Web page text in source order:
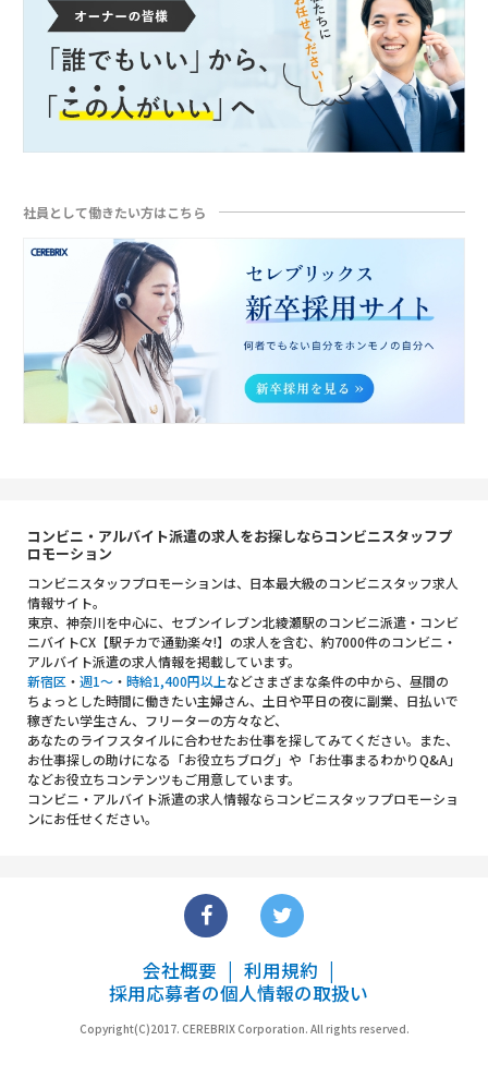
社員として働きたい方はこちら
コンビニ・アルバイト派遣の求人をお探しならコンビニスタッフプ
ロモーション
コンビニスタッフプロモーションは、日本最大級のコンビニスタッフ求人
情報サイト。
東京、神奈川を中心に、セブンイレブン北綾瀬駅のコンビニ派遣・コンビ
ニバイトCX【駅チカで通勤楽々!】の求人を含む、約7000件のコンビニ・
アルバイト派遣の求人情報を掲載しています。
新宿区 ・ 週1～ ・ 時給1,400円以上などさまざまな条件の中から、昼間の
ちょっとした時間に働きたい主婦さん、土日や平日の夜に副業、日払いで
稼ぎたい学生さん、フリーターの方々など、
あなたのライフスタイルに合わせたお仕事を探してみてください。また、
お仕事探しの助けになる「お役立ちブログ」や「お仕事まるわかりQ&A」
などお役立ちコンテンツもご用意しています。
コンビニ・アルバイト派遣の求人情報ならコンビニスタッフプロモーショ
ンにお任せください。
会社概要
利用規約
採用応募者の個人情報の取扱い
Copyright(C)2017. CEREBRIX Corporation. All rights reserved.